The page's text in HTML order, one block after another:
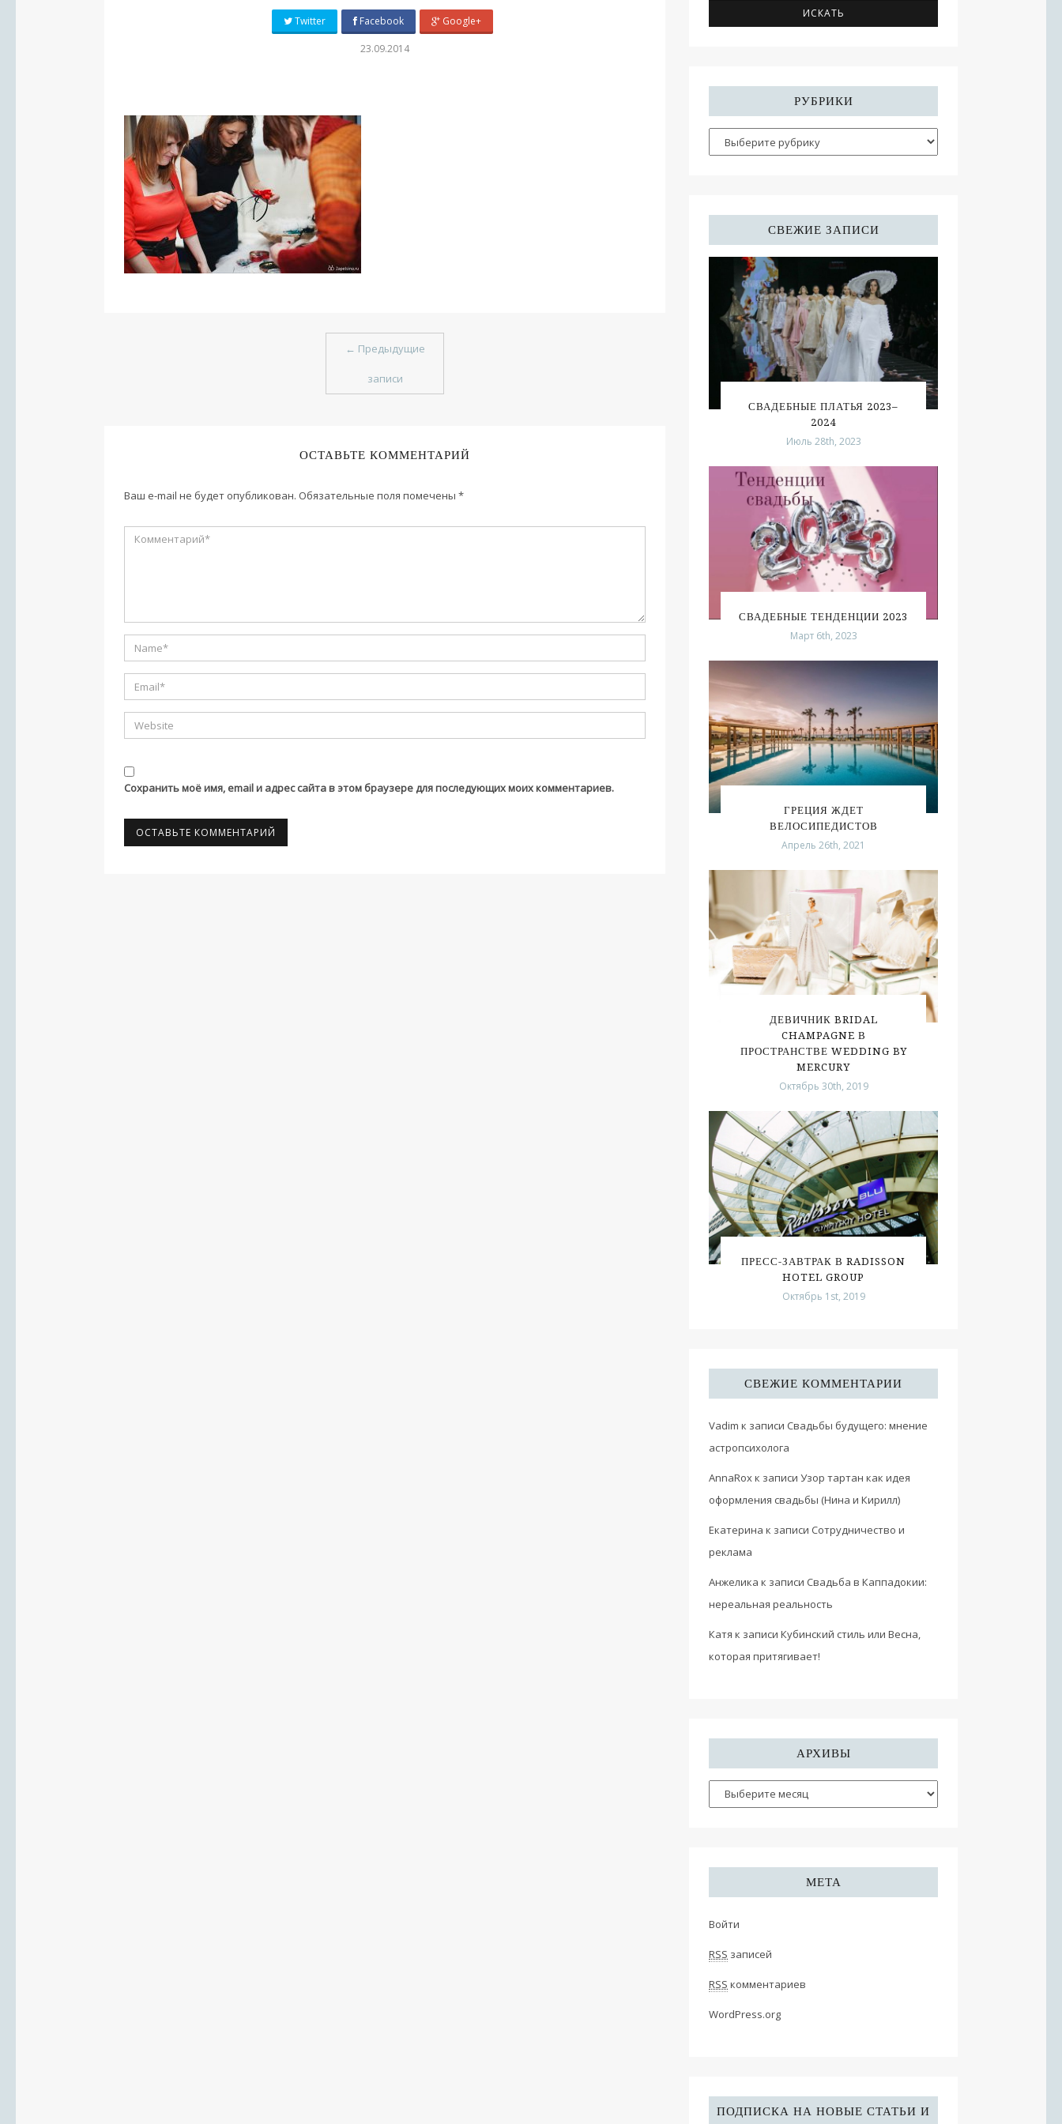
Twitter Facebook Google+
23.09.2014
← Предыдущие
записи
ОСТАВЬТЕ КОММЕНТАРИЙ
Ваш e-mail не будет опубликован. Обязательные поля помечены *
Сохранить моё имя, email и адрес сайта в этом браузере для последующих моих комментариев.
РУБРИКИ
СВЕЖИЕ ЗАПИСИ
СВАДЕБНЫЕ ПЛАТЬЯ 2023–
2024
Июль 28th, 2023
СВАДЕБНЫЕ ТЕНДЕНЦИИ 2023
Март 6th, 2023
ГРЕЦИЯ ЖДЕТ
ВЕЛОСИПЕДИСТОВ
Апрель 26th, 2021
ДЕВИЧНИК BRIDAL
CHAMPAGNE В
ПРОСТРАНСТВЕ WEDDING BY
MERCURY
Октябрь 30th, 2019
ПРЕСС-ЗАВТРАК В RADISSON
HOTEL GROUP
Октябрь 1st, 2019
СВЕЖИЕ КОММЕНТАРИИ
Vadim к записи Свадьбы будущего: мнение
астропсихолога
AnnaRoxк записи Узор тартан как идея
оформления свадьбы (Нина и Кирилл)
Екатерина к записи Сотрудничество и
реклама
Анжелика к записи Свадьба в Каппадокии:
нереальная реальность
Катя к записи Кубинский стиль или Весна,
которая притягивает!
АРХИВЫ
МЕТА
Войти
RSS записей
RSS комментариев
WordPress.org
ПОДПИСКА НА НОВЫЕ СТАТЬИ И